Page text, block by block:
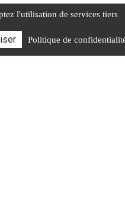
l'utilisation de services tiers
Politique de